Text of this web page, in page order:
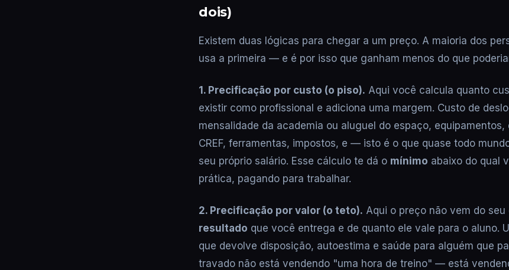
dois)
Existem duas lógicas para chegar a um preço. A maioria dos
usa a primeira — e é por isso que ganham menos do que
1. Precificação por custo (o piso). Aqui você calcula quanto
existir como profissional e adiciona uma margem. Custo de
mensalidade da academia ou aluguel do espaço,
CREF, ferramentas, impostos, e — isto é o que quase todo
seu próprio salário. Esse cálculo te dá o mínimo abaixo do qual
prática, pagando para trabalhar.
2. Precificação por valor (o teto). Aqui o preço não vem do
resultado que você entrega e de quanto ele vale para o aluno.
que devolve disposição, autoestima e saúde para alguém que
travado não está vendendo "uma hora de treino" — está